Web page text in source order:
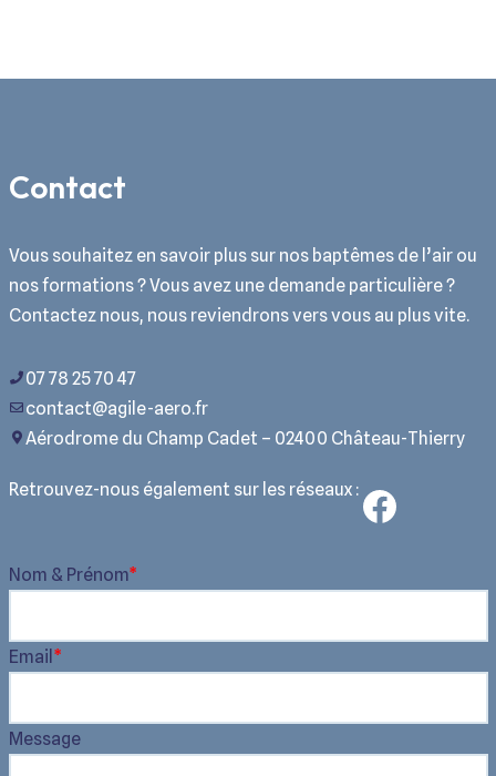
Contact
Vous souhaitez en savoir plus sur nos baptêmes de l’air ou
nos formations ? Vous avez une demande particulière ?
Contactez nous, nous reviendrons vers vous au plus vite.
07 78 25 70 47
contact@agile-aero.fr
Aérodrome du Champ Cadet – 02400 Château-Thierry
Retrouvez-nous également sur les réseaux :
Nom & Prénom*
Email *
Message